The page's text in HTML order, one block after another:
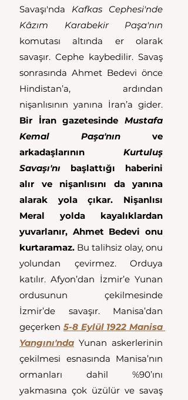
Savaşı'nda Kafkas Cephesi'nde
komutası altında er olarak
savaşır. Cephe kaybedilir. Savaş
sonrasında Ahmet Bedevi önce
Hindistan’a, ardından
Bir İran gazetesinde Mustafa
Kemal Paşa'nın ve
arkadaşlarının Kurtuluş
Savaşı'nı başlattığı haberini
alır ve nişanlısını da yanına
alarak yola çıkar. Nişanlısı
Meral yolda kayalıklardan
yuvarlanır, Ahmet Bedevi onu
kurtaramaz. Bu talihsiz olay, onu
yolundan çevirmez. Orduya
katılır. Afyon’dan İzmir’e Yunan
ordusunun çekilmesinde
İzmir’de savaşır. Manisa’dan
geçerken 5-8 Eylül 1922 Manisa
Yangını'nda Yunan askerlerinin
çekilmesi esnasında Manisa’nın
ormanları dahil %90’ını
yakmasına çok üzülür ve savaş